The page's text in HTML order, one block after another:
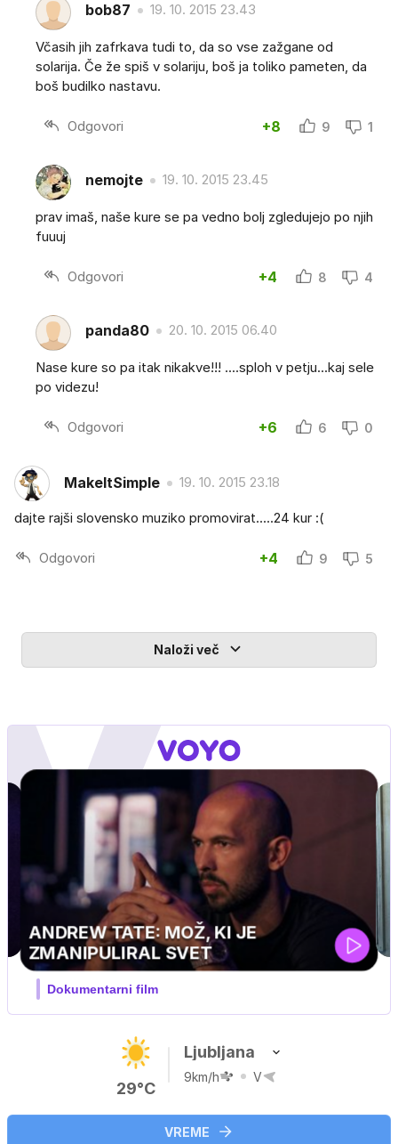
bob87 19. 10. 2015 23.43
Včasih jih zafrkava tudi to, da so vse zažgane od
solarija. Če že spiš v solariju, boš ja toliko pameten, da
boš budilko nastavu.
Odgovori +8 9 1
nemojte 19. 10. 2015 23.45
prav imaš, naše kure se pa vedno bolj zgledujejo po njih
fuuuj
Odgovori +4 8 4
panda80 20. 10. 2015 06.40
Nase kure so pa itak nikakve!!! ....sploh v petju...kaj sele
po videzu!
Odgovori +6 6 0
MakeItSimple 19. 10. 2015 23.18
dajte rajši slovensko muziko promovirat.....24 kur :(
Odgovori +4 9 5
Naloži več
MOJ PRIJATELJ PINGVIN
Film meseca / družinski, pustolovski
29°C
Ljubljana
9km/h V
VREME